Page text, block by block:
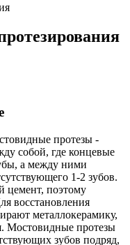
протезы -
собой, где концевые
а между ними
1-2 зубов.
цемент, поэтому
восстановления
металлокерамику,
Мостовидные протезы
зубов подряд,